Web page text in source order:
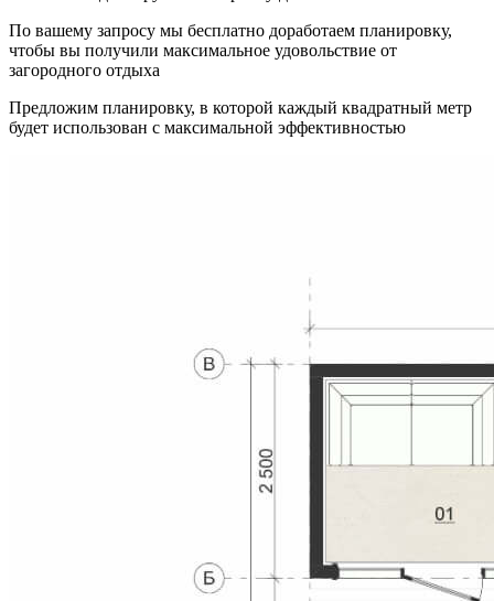
По вашему запросу мы бесплатно доработаем планировку,
чтобы вы получили максимальное удовольствие от
загородного отдыха
Предложим планировку, в которой каждый квадратный метр
будет использован с максимальной эффективностью